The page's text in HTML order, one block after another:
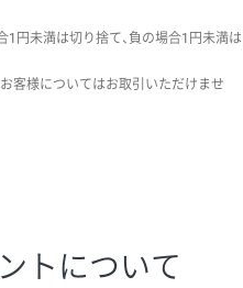
1円未満は切り捨て、負の場合1円未満は
客様についてはお取引いただけませ
トについて